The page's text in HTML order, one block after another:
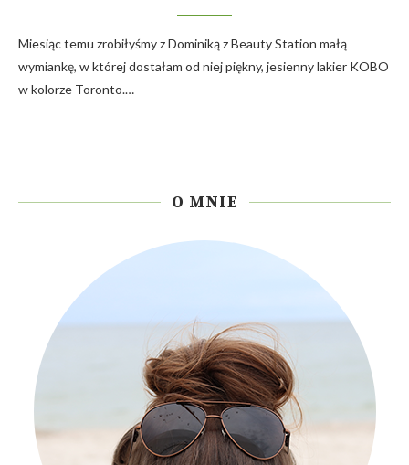
Miesiąc temu zrobiłyśmy z Dominiką z Beauty Station małą
wymiankę, w której dostałam od niej piękny, jesienny lakier KOBO
w kolorze Toronto.…
O MNIE